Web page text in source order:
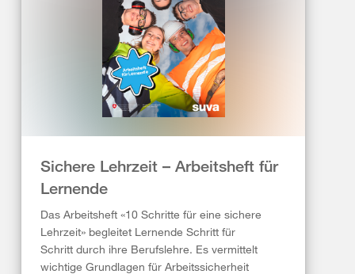
Sichere Lehrzeit – Arbeitsheft für
Lernende
Das Arbeitsheft «10 Schritte für eine sichere
Lehrzeit» begleitet Lernende Schritt für
Schritt durch ihre Berufslehre. Es vermittelt
wichtige Grundlagen für Arbeitssicherheit